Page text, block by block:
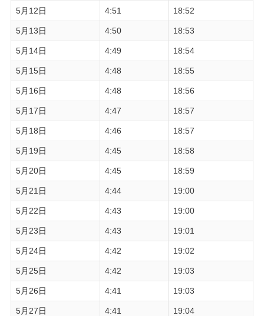
5月12日 4:51 18:52
5月13日 4:50 18:53
5月14日 4:49 18:54
5月15日 4:48 18:55
5月16日 4:48 18:56
5月17日 4:47 18:57
5月18日 4:46 18:57
5月19日 4:45 18:58
5月20日 4:45 18:59
5月21日 4:44 19:00
5月22日 4:43 19:00
5月23日 4:43 19:01
5月24日 4:42 19:02
5月25日 4:42 19:03
5月26日 4:41 19:03
5月27日 4:41 19:04